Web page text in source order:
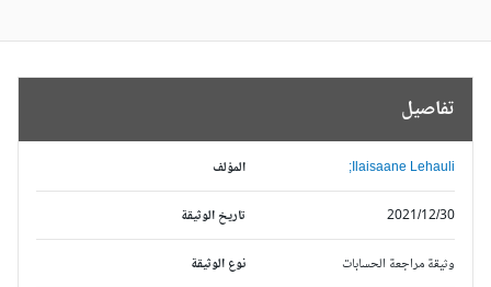
تفاصيل
المؤلف Ilaisaane Lehauli;
تاريخ الوثيقة 2021/12/30
نوع الوثيقة وثيقة مراجعة الحسابات